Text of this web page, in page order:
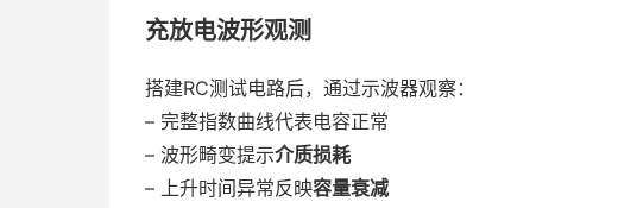
充放电波形观测
搭建RC测试电路后，通过示波器观察：
– 完整指数曲线代表电容正常
– 波形畸变提示介质损耗
– 上升时间异常反映容量衰减